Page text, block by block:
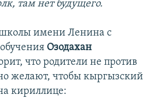
там нет будущего.
имени Ленина с
Озодахан
что родители не против
желают, чтобы кыргызский
кириллице: